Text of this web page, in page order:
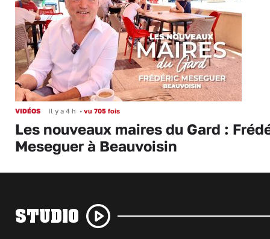
VIDÉOS Il y a 4 h • vu 705 fois
Les nouveaux maires du Gard :
Meseguer à Beauvoisin
STUDIO